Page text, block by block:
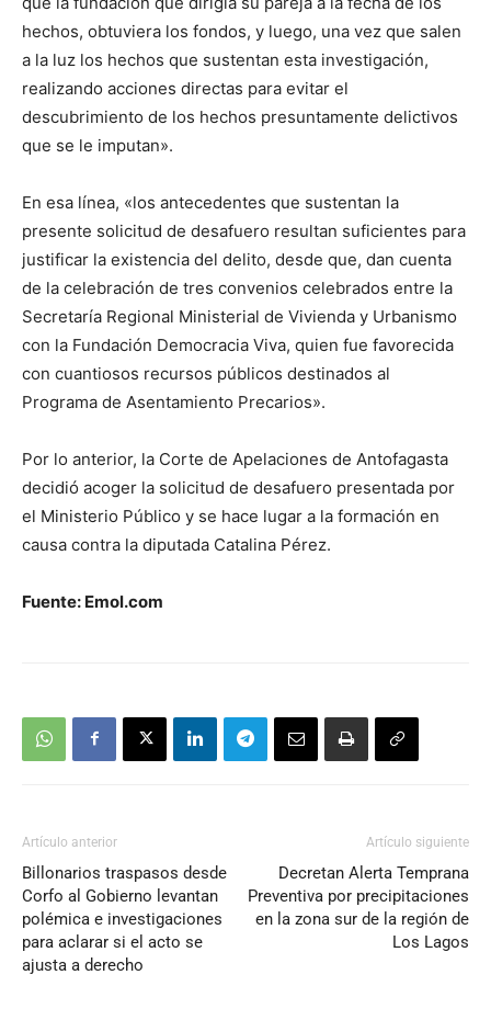
hechos, obtuviera los fondos, y luego, una vez que salen
a la luz los hechos que sustentan esta investigación,
realizando acciones directas para evitar el
descubrimiento de los hechos presuntamente delictivos
que se le imputan».
En esa línea, «los antecedentes que sustentan la
presente solicitud de desafuero resultan suficientes para
justificar la existencia del delito, desde que, dan cuenta
de la celebración de tres convenios celebrados entre la
Secretaría Regional Ministerial de Vivienda y Urbanismo
con la Fundación Democracia Viva, quien fue favorecida
con cuantiosos recursos públicos destinados al
Programa de Asentamiento Precarios».
Por lo anterior, la Corte de Apelaciones de Antofagasta
decidió acoger la solicitud de desafuero presentada por
el Ministerio Público y se hace lugar a la formación en
causa contra la diputada Catalina Pérez.
Fuente: Emol.com
Artículo anterior
Billonarios traspasos desde
Corfo al Gobierno levantan
polémica e investigaciones
para aclarar si el acto se
ajusta a derecho
Artículo siguiente
Decretan Alerta Temprana
Preventiva por precipitaciones
en la zona sur de la región de
Los Lagos